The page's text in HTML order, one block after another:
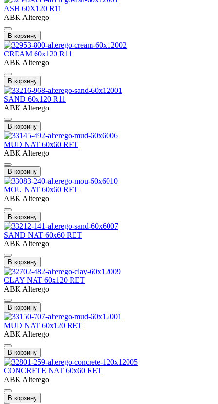
ASH 60X120 R11
ABK Alterego
В корзину
CREAM 60x120 R11
ABK Alterego
В корзину
SAND 60x120 R11
ABK Alterego
В корзину
MUD NAT 60x60 RET
ABK Alterego
В корзину
MOU NAT 60x60 RET
ABK Alterego
В корзину
SAND NAT 60x60 RET
ABK Alterego
В корзину
CLAY NAT 60x120 RET
ABK Alterego
В корзину
MUD NAT 60x120 RET
ABK Alterego
В корзину
CONCRETE NAT 60x60 RET
ABK Alterego
В корзину